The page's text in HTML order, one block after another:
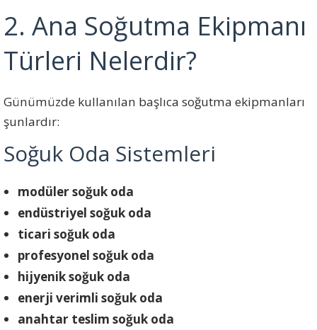
2. Ana Soğutma Ekipmanı
Türleri Nelerdir?
Günümüzde kullanılan başlıca soğutma ekipmanları
şunlardır:
Soğuk Oda Sistemleri
modüler soğuk oda
endüstriyel soğuk oda
ticari soğuk oda
profesyonel soğuk oda
hijyenik soğuk oda
enerji verimli soğuk oda
anahtar teslim soğuk oda